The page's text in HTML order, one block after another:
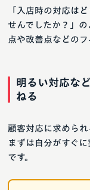
「入店時の対応は
せんでしたか？」
点や改善点などのフ
明るい対応な
ねる
顧客対応に求められ
まずは自分がすぐ
です。